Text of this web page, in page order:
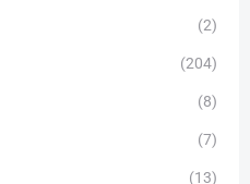
(2)
(204)
(8)
(7)
(13)